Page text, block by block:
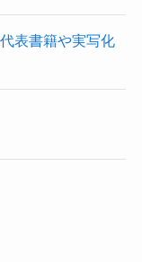
表書籍や実写化